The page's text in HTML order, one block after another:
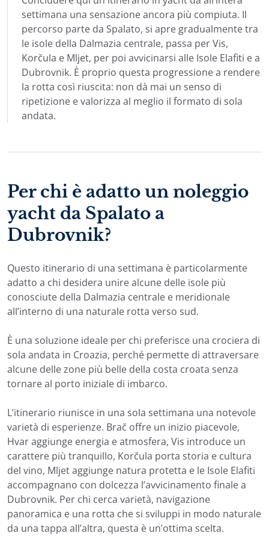
settimana una sensazione ancora più compiuta. Il
percorso parte da Spalato, si apre gradualmente tra
le isole della Dalmazia centrale, passa per Vis,
Korčula e Mljet, per poi avvicinarsi alle Isole Elafiti e a
Dubrovnik. È proprio questa progressione a rendere
la rotta così riuscita: non dà mai un senso di
ripetizione e valorizza al meglio il formato di sola
andata.
Per chi è adatto un noleggio
yacht da Spalato a
Dubrovnik?
Questo itinerario di una settimana è particolarmente
adatto a chi desidera unire alcune delle isole più
conosciute della Dalmazia centrale e meridionale
all’interno di una naturale rotta verso sud.
È una soluzione ideale per chi preferisce una crociera di
sola andata in Croazia, perché permette di attraversare
alcune delle zone più belle della costa croata senza
tornare al porto iniziale di imbarco.
L’itinerario riunisce in una sola settimana una notevole
varietà di esperienze. Brač offre un inizio piacevole,
Hvar aggiunge energia e atmosfera, Vis introduce un
carattere più tranquillo, Korčula porta storia e cultura
del vino, Mljet aggiunge natura protetta e le Isole Elafiti
accompagnano con dolcezza l’avvicinamento finale a
Dubrovnik. Per chi cerca varietà, navigazione
panoramica e una rotta che si sviluppi in modo naturale
da una tappa all’altra, questa è un’ottima scelta.